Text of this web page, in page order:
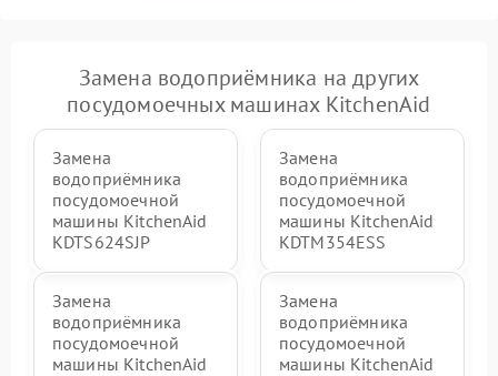
Замена водоприёмника на других
посудомоечных машинах KitchenAid
Замена
водоприёмника
посудомоечной
машины KitchenAid
KDTS624SJP
Замена
водоприёмника
посудомоечной
машины KitchenAid
KDTM354ESS
Замена
водоприёмника
посудомоечной
машины KitchenAid
Замена
водоприёмника
посудомоечной
машины KitchenAid